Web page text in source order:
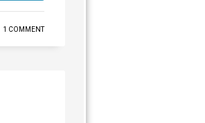
1 COMMENT